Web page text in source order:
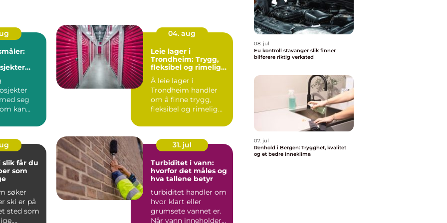
seg
kan
04. aug
Leie lager i
Trondheim: Trygg,
fleksibel og rimelig
lagerplass
Å leie lager i
Trondheim handler
om å finne trygg,
fleksibel og rimelig
som
søker
ski er på
sted som
31. jul
Turbiditet i vann:
hvorfor det måles og
hva tallene betyr
turbiditet handler om
hvor klart eller
grumsete vannet er.
Når vann inneholder
08. jul
Eu kontroll stavanger slik finner
bilførere riktig verksted
07. jul
Renhold i Bergen: Trygghet, kvalitet
og et bedre inneklima